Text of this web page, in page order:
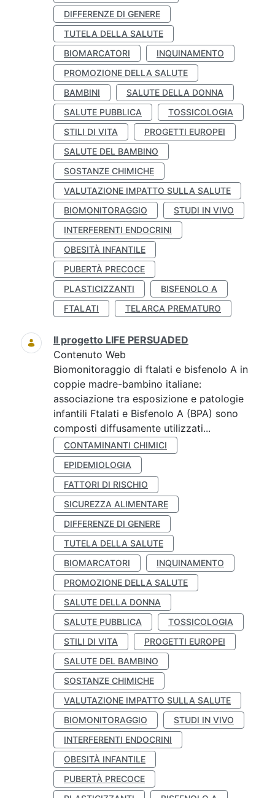
DIFFERENZE DI GENERE
TUTELA DELLA SALUTE
BIOMARCATORI
INQUINAMENTO
PROMOZIONE DELLA SALUTE
BAMBINI
SALUTE DELLA DONNA
SALUTE PUBBLICA
TOSSICOLOGIA
STILI DI VITA
PROGETTI EUROPEI
SALUTE DEL BAMBINO
SOSTANZE CHIMICHE
VALUTAZIONE IMPATTO SULLA SALUTE
BIOMONITORAGGIO
STUDI IN VIVO
INTERFERENTI ENDOCRINI
OBESITÀ INFANTILE
PUBERTÀ PRECOCE
PLASTICIZZANTI
BISFENOLO A
FTALATI
TELARCA PREMATURO
Il progetto LIFE PERSUADED
Contenuto Web
Biomonitoraggio di ftalati e bisfenolo A in
coppie madre-bambino italiane:
associazione tra esposizione e patologie
infantili Ftalati e Bisfenolo A (BPA) sono
composti diffusamente utilizzati...
CONTAMINANTI CHIMICI
EPIDEMIOLOGIA
FATTORI DI RISCHIO
SICUREZZA ALIMENTARE
DIFFERENZE DI GENERE
TUTELA DELLA SALUTE
BIOMARCATORI
INQUINAMENTO
PROMOZIONE DELLA SALUTE
SALUTE DELLA DONNA
SALUTE PUBBLICA
TOSSICOLOGIA
STILI DI VITA
PROGETTI EUROPEI
SALUTE DEL BAMBINO
SOSTANZE CHIMICHE
VALUTAZIONE IMPATTO SULLA SALUTE
BIOMONITORAGGIO
STUDI IN VIVO
INTERFERENTI ENDOCRINI
OBESITÀ INFANTILE
PUBERTÀ PRECOCE